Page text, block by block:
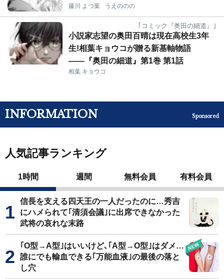
藤川 よつ葉 うえののの
｢コミック『奥田の細道』｣
小説家志望の奥田百晴は現在高校生3年
生!相葉キョウコが贈る新基軸物語
――『奥田の細道』第1巻 第1話
相葉 キョウコ
INFORMATION Sponsored
人気記事ランキング
1時間 週間 無料会員 有料会員
信長を支える四天王の一人だったのに…秀吉
にハメられて｢清須会議｣に出席できなかった
武将の哀れな末路
｢O型→A型｣はいいけど､｢A型→O型｣はダメ…
誰にでも輸血できる｢万能血液｣の最後の落と
し穴